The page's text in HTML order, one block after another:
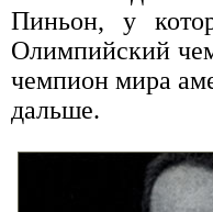
Пиньон, у
Олимпийский
чемпион мира
дальше.